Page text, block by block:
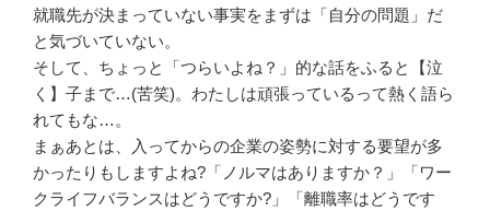
就職先が決まっていない事実をまずは「自分の問題」だ
と気づいていない。
そして、ちょっと「つらいよね？」的な話をふると【泣
く】子まで…(苦笑)。わたしは頑張っているって熱く語ら
れてもな…。
まぁあとは、入ってからの企業の姿勢に対する要望が多
かったりもしますよね?「ノルマはありますか？」「ワー
クライフバランスはどうですか?」「離職率はどうです